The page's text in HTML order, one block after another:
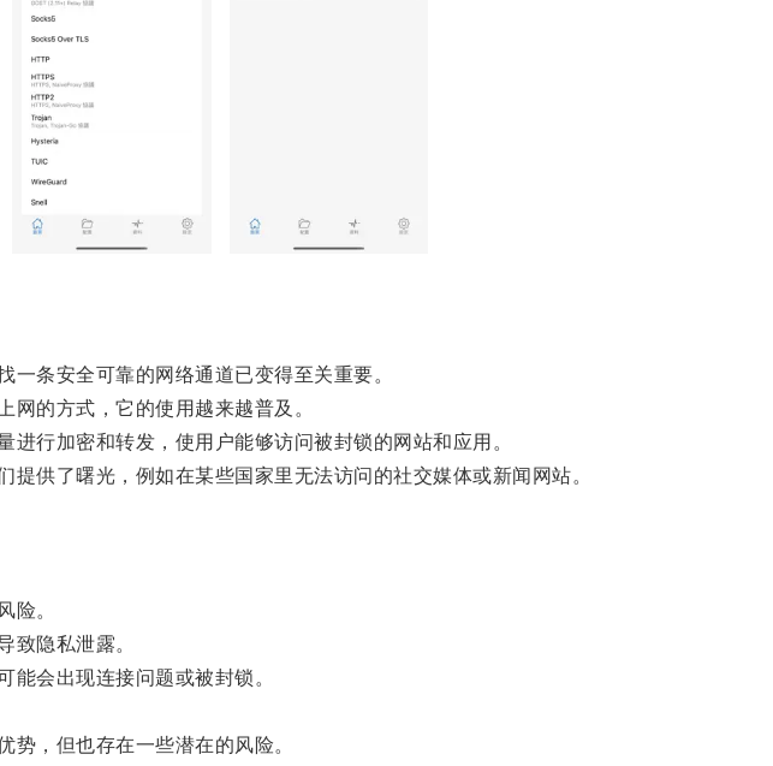
条安全可靠的网络通道已变得至关重要。
的方式，它的使用越来越普及。
行加密和转发，使用户能够访问被封锁的网站和应用。
供了曙光，例如在某些国家里无法访问的社交媒体或新闻网站。
险。
隐私泄露。
会出现连接问题或被封锁。
，但也存在一些潜在的风险。